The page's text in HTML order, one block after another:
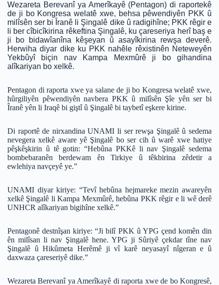
Wezareta Berevanî ya Amerîkayê (Pentagon) di raportekê
de ji bo Kongresa welatê xwe, behsa pêwendiyên PKK û
milîsên ser bi Îranê li Şingalê dike û radigihîne; PKK rêgir e
li ber cîbicîkirina rêkeftina Şingalê, ku çareseriya herî baş e
ji bo bidawîanîna kêşeyan û asayîkirina rewşa deverê.
Herwiha diyar dike ku PKK nahêle rêxistinên Neteweyên
Yekbûyî biçin nav Kampa Mexmûrê ji bo gihandina
alîkariyan bo xelkê.
Pentagon di raporta xwe ya salane de ji bo Kongresa welatê xwe,
hûrgiliyên pêwendiyên navbera PKK û milîsên Şîe yên ser bi
Îranê yên li Iraqê bi giştî û Şingalê bi taybetî eşkere kirine.
Di raportê de nirxandina UNAMI li ser rewşa Şingalê û sedema
nevegera xelkê aware yê Şingalê bo ser cih û warê xwe hatiye
pêşkêşkirin û tê gotin: “Hebûna PKKê li nav Şingalê sedema
bombebaranên berdewam ên Tirkiye û têkbirina zêdetir a
ewlehiya navçeyê ye.”
UNAMI diyar kiriye: “Tevî hebûna hejmareke mezin awareyên
xelkê Şingalê li Kampa Mexmûrê, hebûna PKK rêgir e li wê derê
UNHCR alîkariyan bigihîne xelkê.”
Pentagonê destnîşan kiriye: “Ji bilî PKK û YPG çend komên din
ên milîsan li nav Şingalê hene. YPG ji Sûriyê çekdar tîne nav
Şingalê û Hikûmeta Herêmê ji vî karê neyasayî nîgeran e û
daxwaza çareseriyê dike.”
Wezareta Berevanî ya Amerîkayê di raporta xwe de bo Kongresê,